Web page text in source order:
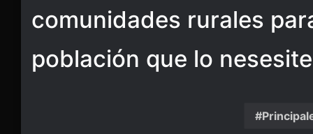
comunidades rurales
población que lo